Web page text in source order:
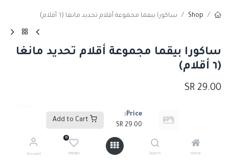
Price:
29.00
Home
Search
0
Wishlist
Account
Shop ساكورا بيقما مجموعة أقلام تحديد مانغا (٦ أقلام)
ساكورا بيقما مجموعة أقلام تحديد مانغا
(٦ أقلام)
29.00
Add to Cart
إضافة إلى قائمة الأمنيات